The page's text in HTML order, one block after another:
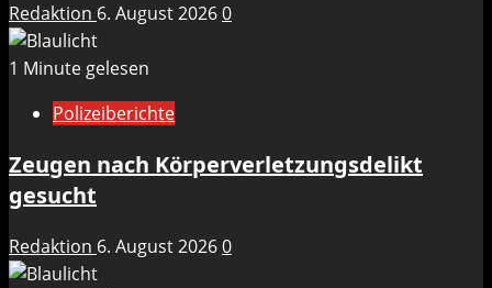
Redaktion 6. August 20260
1 Minute gelesen
Polizeiberichte
Zeugen nach Körperverletzungsdelikt
gesucht
Redaktion 6. August 20260